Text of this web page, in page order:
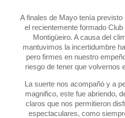
A finales de Mayo tenía
el recientemente formado
Montigüeiro. A causa del
mantuvimos la incertidumbre
pero firmes en nuestro
riesgo de tener que volvernos
La suerte nos acompañó y a
magnifico, este fue abriendo,
claros que nos permitieron
espectaculares, como